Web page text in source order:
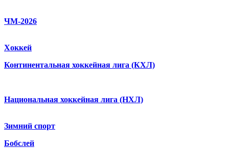
ЧМ-2026
Хоккей
Континентальная хоккейная лига (КХЛ)
Национальная хоккейная лига (НХЛ)
Зимний спорт
Бобслей